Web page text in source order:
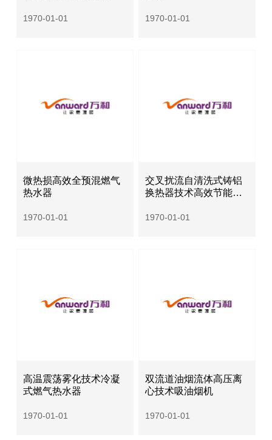
1970-01-01 1970-01-01
微热损高效全预混燃气
热水器
1970-01-01
交叉扰流自清洗式铸铝
换热器技术高效节能燃
1970-01-01
高温震荡雾化技术冷凝
式燃气热水器
1970-01-01
双流道油烟流体高压离
心技术吸油烟机
1970-01-01